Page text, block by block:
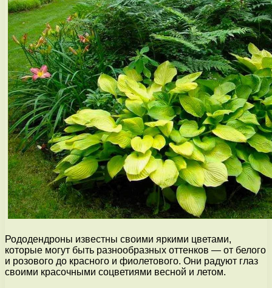
Рододендроны известны своими яркими цветами,
которые могут быть разнообразных оттенков — от белого
и розового до красного и фиолетового. Они радуют глаз
своими красочными соцветиями весной и летом.